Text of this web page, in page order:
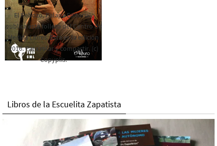
El Rebozo, Palapa Editorial,
publica este folleto del Centro de
Medios Libres. Esta es la edición
2016. Para rolar y compartir. (c)
Copyplis.
Libros de la Escuelita Zapatista